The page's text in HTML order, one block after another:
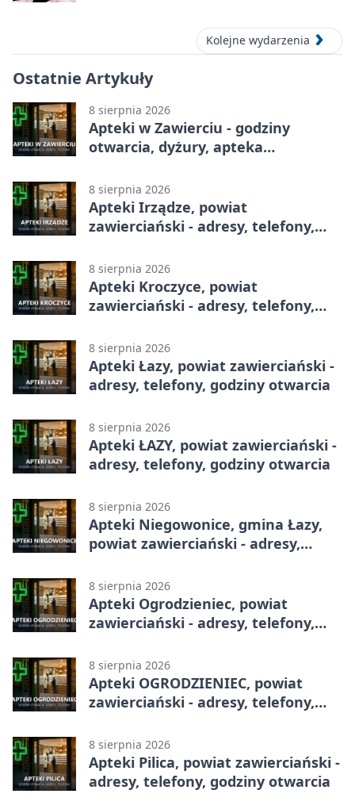
Kolejne wydarzenia
Ostatnie Artykuły
8 sierpnia 2026
Apteki w Zawierciu - godziny
otwarcia, dyżury, apteka
8 sierpnia 2026
Apteki Irządze, powiat
zawierciański - adresy, telefony,
8 sierpnia 2026
Apteki Kroczyce, powiat
zawierciański - adresy, telefony,
8 sierpnia 2026
Apteki Łazy, powiat zawierciański -
adresy, telefony, godziny otwarcia
8 sierpnia 2026
Apteki ŁAZY, powiat zawierciański -
adresy, telefony, godziny otwarcia
8 sierpnia 2026
Apteki Niegowonice, gmina Łazy,
powiat zawierciański - adresy,
8 sierpnia 2026
Apteki Ogrodzieniec, powiat
zawierciański - adresy, telefony,
8 sierpnia 2026
Apteki OGRODZIENIEC, powiat
zawierciański - adresy, telefony,
8 sierpnia 2026
Apteki Pilica, powiat zawierciański -
adresy, telefony, godziny otwarcia